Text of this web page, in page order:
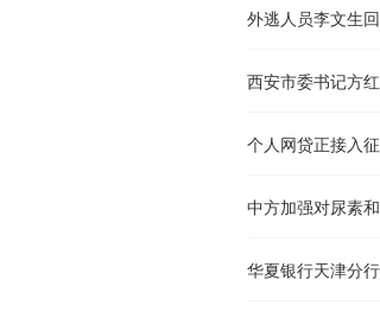
外逃人员李文生
西安市委书记方
个人网贷正接入
中方加强对尿素
华夏银行天津分